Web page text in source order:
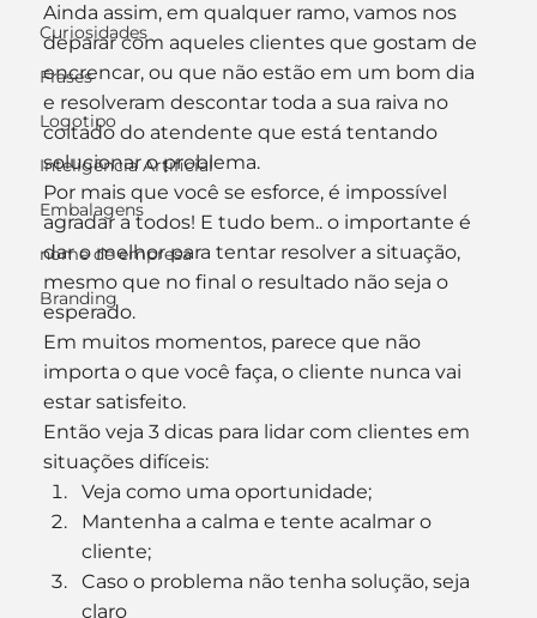
Curiosidades
Frases
Logotipo
Inteligência Artificial
Embalagens
nome de empresa
Branding
Ainda assim, em qualquer ramo, vamos nos
deparar com aqueles clientes que gostam de
encrencar, ou que não estão em um bom dia
e resolveram descontar toda a sua raiva no
coitado do atendente que está tentando
solucionar o problema.
Por mais que você se esforce, é impossível
agradar a todos! E tudo bem.. o importante é
dar o melhor para tentar resolver a situação,
mesmo que no final o resultado não seja o
esperado.
Em muitos momentos, parece que não
importa o que você faça, o cliente nunca vai
estar satisfeito.
Então veja 3 dicas para lidar com clientes em
situações difíceis:
Veja como uma oportunidade;
Mantenha a calma e tente acalmar o
cliente;
Caso o problema não tenha solução, seja
claro